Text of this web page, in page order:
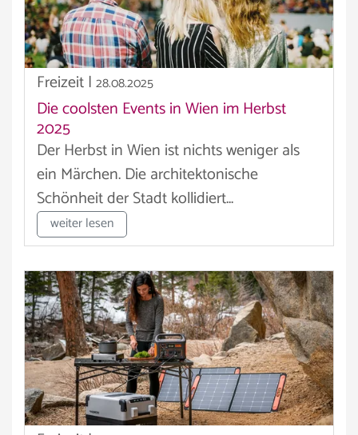
Freizeit | 28.08.2025
Die coolsten Events in Wien im Herbst
2025
Der Herbst in Wien ist nichts weniger als
ein Märchen. Die architektonische
Schönheit der Stadt kollidiert...
weiter lesen